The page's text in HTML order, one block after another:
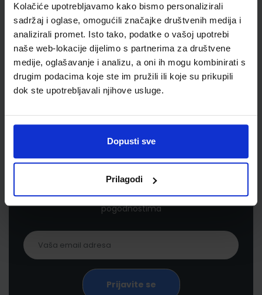
Kolačiće upotrebljavamo kako bismo personalizirali
sadržaj i oglase, omogućili značajke društvenih medija i
analizirali promet. Isto tako, podatke o vašoj upotrebi
naše web-lokacije dijelimo s partnerima za društvene
medije, oglašavanje i analizu, a oni ih mogu kombinirati s
drugim podacima koje ste im pružili ili koje su prikupili
dok ste upotrebljavali njihove usluge.
Dopusti sve
Prilagodi
Reg br min
6668
Newsletter prijava
Prijavite se kako bi primali informacije o novim
proizvodima i uslugama, akcijama i drugim
pogodnostima